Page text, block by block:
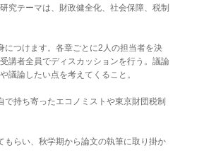
究テーマは、財政健全化、社会保障、税制
つけます。各章ごとに2人の担当者を決
講者全員でディスカッションを行う。議論
議論したい点を考えてくること。
持ち寄ったエコノミストや東京財団税制
らい、秋学期から論文の執筆に取り掛か